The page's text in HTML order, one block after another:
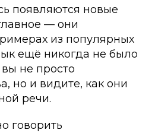
появляются новые
— они
из популярных
ещё никогда не было
вы не просто
но и видите, как они
речи.
говорить